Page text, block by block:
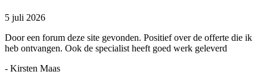
5 juli 2026
Door een forum deze site gevonden. Positief over de offerte die ik
heb ontvangen. Ook de specialist heeft goed werk geleverd
- Kirsten Maas